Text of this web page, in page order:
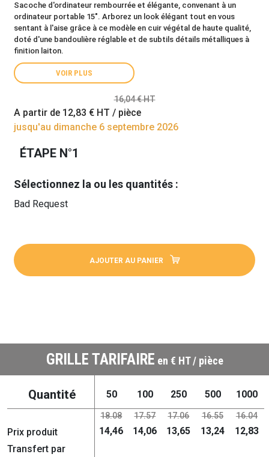
Sacoche d'ordinateur rembourrée et élégante, convenant à un
ordinateur portable 15". Arborez un look élégant tout en vous
sentant à l'aise grâce à ce modèle en cuir végétal de haute qualité,
doté d'une bandoulière réglable et de subtils détails métalliques à
finition laiton.
VOIR PLUS
16,04 € HT
A partir de 12,83 € HT / pièce
jusqu'au dimanche 6 septembre 2026
ÉTAPE N°1
Sélectionnez la ou les quantités :
Bad Request
AJOUTER AU PANIER
GRILLE TARIFAIRE en € HT / pièce
Quantité 50 100 250 500 1000
18.08 17.57 17.06 16.55 16.04
Prix produit 14,46 14,06 13,65 13,24
12,83
Transfert par